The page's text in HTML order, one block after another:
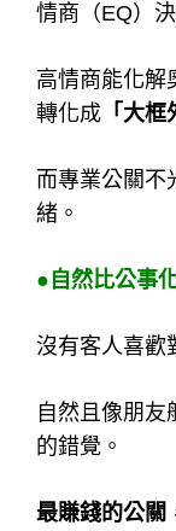
情商（EQ）
高情商能化解
轉化成 「大框
而專業公關不
緒。
●自然比公事
沒有客人喜歡
自然且像朋
的錯覺。
最賺錢的公關